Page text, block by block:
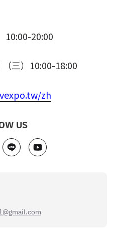
10:00-20:00
三） 10:00-18:00
zh
US